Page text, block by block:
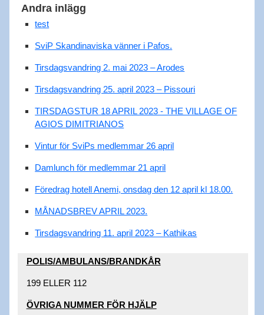
Andra inlägg
test
SviP Skandinaviska vänner i Pafos.
Tirsdagsvandring 2. mai 2023 – Arodes
Tirsdagsvandring 25. april 2023 – Pissouri
TIRSDAGSTUR 18 APRIL 2023 - THE VILLAGE OF
AGIOS DIMITRIANOS
Vintur för SviPs medlemmar 26 april
Damlunch för medlemmar 21 april
Föredrag hotell Anemi, onsdag den 12 april kl 18.00.
MÅNADSBREV APRIL 2023.
Tirsdagsvandring 11. april 2023 – Kathikas
POLIS/AMBULANS/BRANDKÅR​
199 ELLER 112​
ÖVRIGA NUMMER FÖR HJÄLP​